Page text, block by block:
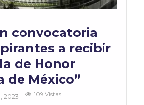
convocatoria
a recibir
de Honor
de México”
2023
109 Vistas